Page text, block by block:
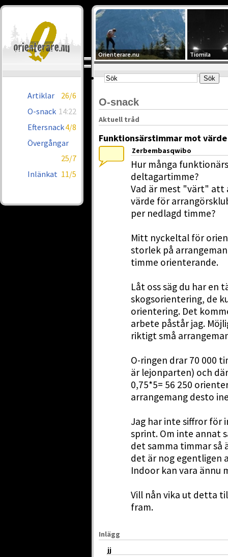
Artiklar
26/6
O-snack 14:22
Eftersnack4/8
Övergångar
25/7
Inlänkat 11/5
Orienterare.nu Tiomila
O-snack
Aktuell tråd
Funktionsärstimmar mot
Zerbembasqwibo
Hur många
deltagartimme?
Vad är mest "värt" att
värde för
per nedlagd timme?
Mitt nyckeltal för
storlek på
timme orienterande.
Låt oss säg du har en
skogsorientering, de
orientering. Det
arbete påstår jag.
riktigt små
O-ringen drar 70 000
är lejonparten) och
0,75*5= 56 250
arrangemang desto
Jag har inte siffror för
sprint. Om inte annat
det samma timmar så
det är nog egentligen
Indoor kan vara ännu
Vill nån vika ut detta
fram.
Inlägg
jj